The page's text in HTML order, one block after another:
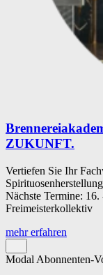
ZUKUNFT.
Vertiefen Sie Ihr
Nächste Termine:
Freimeisterkollektiv
mehr erfahren
Modal Abonnenten-